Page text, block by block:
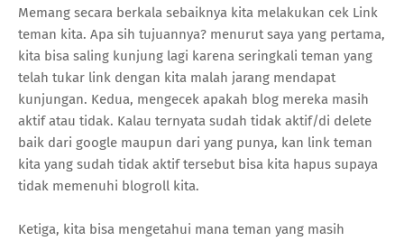
Memang secara berkala sebaiknya kita melakukan cek Link
teman kita. Apa sih tujuannya? menurut saya yang pertama,
kita bisa saling kunjung lagi karena seringkali teman yang
telah tukar link dengan kita malah jarang mendapat
kunjungan. Kedua, mengecek apakah blog mereka masih
aktif atau tidak. Kalau ternyata sudah tidak aktif/di delete
baik dari google maupun dari yang punya, kan link teman
kita yang sudah tidak aktif tersebut bisa kita hapus supaya
tidak memenuhi blogroll kita.
Ketiga, kita bisa mengetahui mana teman yang masih